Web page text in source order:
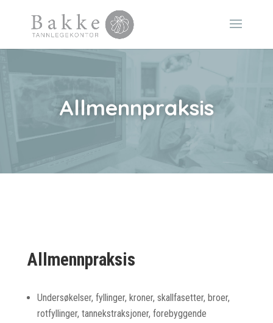
Allmennpraksis
Allmennpraksis
Undersøkelser, fyllinger, kroner, skallfasetter, broer,
rotfyllinger, tannekstraksjoner, forebyggende